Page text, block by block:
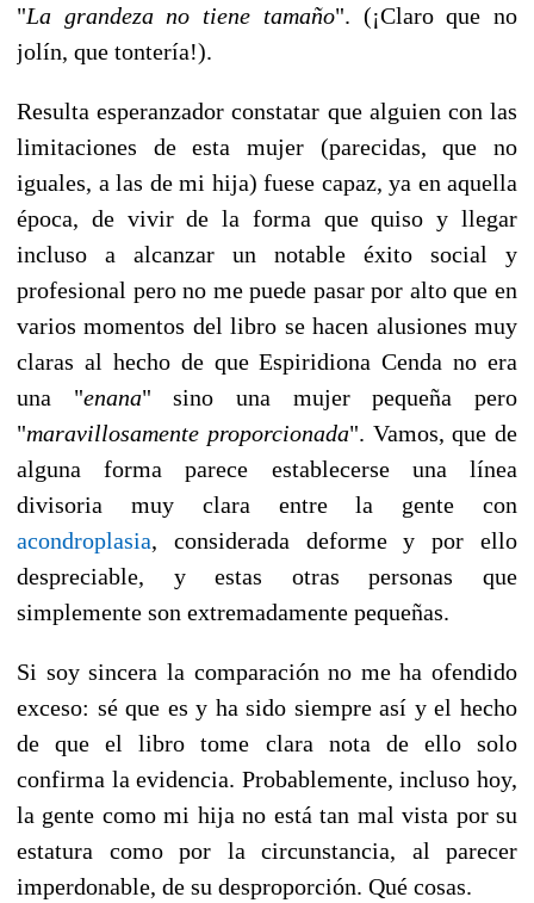
"La grandeza no tiene tamaño". (¡Claro que no
jolín, que tontería!).
Resulta esperanzador constatar que alguien con las
limitaciones de esta mujer (parecidas, que no
iguales, a las de mi hija) fuese capaz, ya en aquella
época, de vivir de la forma que quiso y llegar
incluso a alcanzar un notable éxito social y
profesional pero no me puede pasar por alto que en
varios momentos del libro se hacen alusiones muy
claras al hecho de que Espiridiona Cenda no era
una "enana" sino una mujer pequeña pero
"maravillosamente proporcionada". Vamos, que de
alguna forma parece establecerse una línea
divisoria muy clara entre la gente con
acondroplasia, considerada deforme y por ello
despreciable, y estas otras personas que
simplemente son extremadamente pequeñas.
Si soy sincera la comparación no me ha ofendido
exceso: sé que es y ha sido siempre así y el hecho
de que el libro tome clara nota de ello solo
confirma la evidencia. Probablemente, incluso hoy,
la gente como mi hija no está tan mal vista por su
estatura como por la circunstancia, al parecer
imperdonable, de su desproporción. Qué cosas.